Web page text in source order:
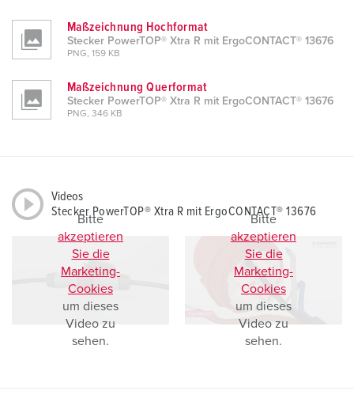
Maßzeichnung Hochformat
Stecker PowerTOP® Xtra R mit ErgoCONTACT® 13676
PNG, 159 KB
Maßzeichnung Querformat
Stecker PowerTOP® Xtra R mit ErgoCONTACT® 13676
PNG, 346 KB
Videos
Stecker PowerTOP® Xtra R mit ErgoCONTACT® 13676
Bitte
akzeptieren
Sie die
Marketing-
Cookies
um dieses
Video zu
sehen.
Bitte
akzeptieren
Sie die
Marketing-
Cookies
um dieses
Video zu
sehen.